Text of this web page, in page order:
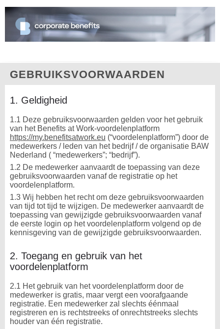
GEBRUIKSVOORWAARDEN
1. Geldigheid
1.1 Deze gebruiksvoorwaarden gelden voor het gebruik
van het Benefits at Work-voordelenplatform
https://my.benefitsatwork.eu (“voordelenplatform”) door de
medewerkers / leden van het bedrijf / de organisatie BAW
Nederland ( “medewerkers”; “bedrijf”).
1.2 De medewerker aanvaardt de toepassing van deze
gebruiksvoorwaarden vanaf de registratie op het
voordelenplatform.
1.3 Wij hebben het recht om deze gebruiksvoorwaarden
van tijd tot tijd te wijzigen. De medewerker aanvaardt de
toepassing van gewijzigde gebruiksvoorwaarden vanaf
de eerste login op het voordelenplatform volgend op de
kennisgeving van de gewijzigde gebruiksvoorwaarden.
2. Toegang en gebruik van het
voordelenplatform
2.1 Het gebruik van het voordelenplatform door de
medewerker is gratis, maar vergt een voorafgaande
registratie. Een medewerker zal slechts éénmaal
registreren en is rechtstreeks of onrechtstreeks slechts
houder van één registratie.